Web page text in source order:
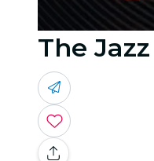
The